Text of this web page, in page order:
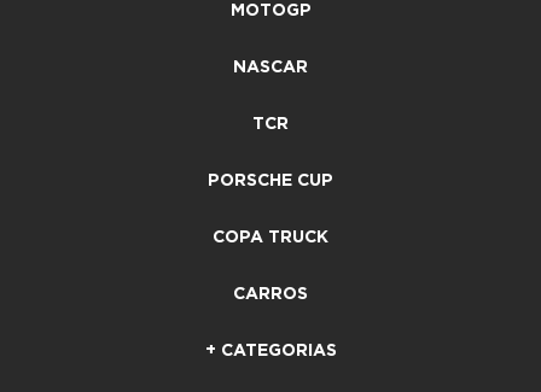
MOTOGP
NASCAR
TCR
PORSCHE CUP
COPA TRUCK
CARROS
+ CATEGORIAS